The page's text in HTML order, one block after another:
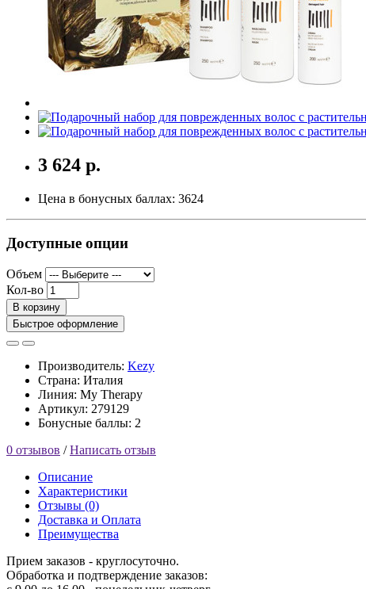
3 624 р.
Цена в бонусных баллах: 3624
Доступные опции
Объем
Кол-во
В корзину
Быстрое оформление
Производитель: Kezy
Страна: Италия
Линия: My Therapy
Артикул: 279129
Бонусные баллы: 2
0 отзывов /Написать отзыв
Описание
Характеристики
Отзывы (0)
Доставка и Оплата
Преимущества
Прием заказов - круглосуточно.
Обработка и подтверждение заказов: